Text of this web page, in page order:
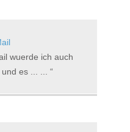
wuerde ich auch
es ... ...